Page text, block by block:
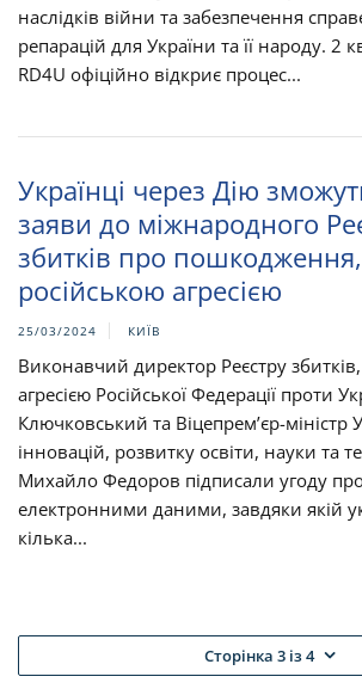
наслідків війни та забезпечення
репарацій для України та її народу. 2
RD4U офіційно відкриє процес...
Українці через Дію
заяви до міжнародного
збитків про пошкодження,
російською агресією
25/03/2024 КИЇВ
Виконавчий директор Реєстру
агресією Російської Федерації проти
Ключковський та Віцепрем’єр-міністр
інновацій, розвитку освіти, науки та
Михайло Федоров підписали угоду
електронними даними, завдяки якій
кілька...
Сторінка 3 із 4